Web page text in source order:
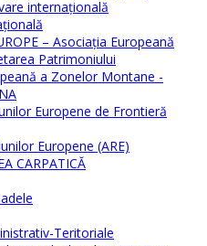
internaţională
– Asociația Europeană
Patrimoniului
a Zonelor Montane -
Europene de Frontieră
Europene (ARE)
CARPATICĂ
Teritoriale